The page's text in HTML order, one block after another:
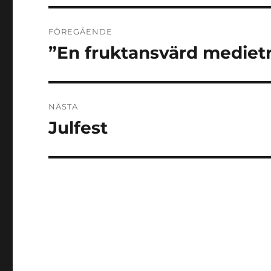
FÖREGÅENDE
Föregående
”En fruktansvärd
NÄSTA
Nästa
Julfest